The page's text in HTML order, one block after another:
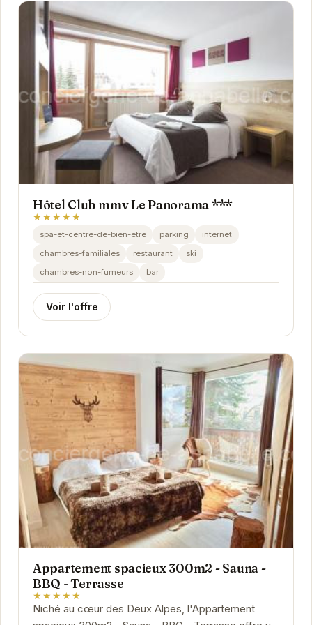
Hôtel Club mmv Le Panorama ***
★★★★★
spa-et-centre-de-bien-etre parking
internet
chambres-familiales
restaurant
ski
chambres-non-fumeurs
bar
Voir l'offre
Appartement spacieux 300m2 - Sauna -
BBQ - Terrasse
★★★★★
Niché au cœur des Deux Alpes, l'Appartement